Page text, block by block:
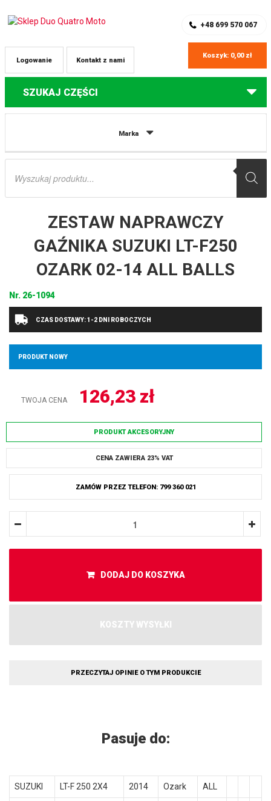
+48 699 570 067
Kontakt z nami
Logowanie
Koszyk: 0,00 zł
SZUKAJ CZĘŚCI
Marka
Wyszukiwarka
Części do quadów Suzuki
ZESTAW NAPRAWCZY
GAŹNIKA SUZUKI LT-F250
OZARK 02-14 ALL BALLS
Nr. 26-1094
CZAS DOSTAWY: 1-2 DNI ROBOCZYCH
PRODUKT NOWY
TWOJA CENA 126,23 zł
PRODUKT AKCESORYJNY
CENA ZAWIERA 23% VAT
ZAMÓW PRZEZ TELEFON: 799 360 021
DODAJ DO KOSZYKA
KOSZTY WYSYŁKI
PRZECZYTAJ OPINIE O TYM PRODUKCIE
Pasuje do:
SUZUKI LT-F 250 2X4 2014 Ozark ALL